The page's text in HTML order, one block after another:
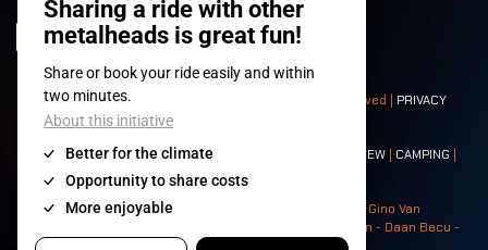
© 2008-2026- Apache Productions VZW – All rights reserved | PRIVACY
POLICY|ALGEMENE VOORWAARDEN
Contact:GENERAL| PARTNERSHIPS CREW | CAMPING |
NEIGHBOURS
Photos: Ann Kermans - Hans Van Hoof - Eliaz Bruggeman - Gino Van
Lancker - Tim Tronckoe - Elsie Roymans - Stijn Verbruggen - Daan Becu -
Claus Christa - Devid Camerlynck